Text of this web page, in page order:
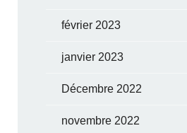
février 2023
janvier 2023
Décembre 2022
novembre 2022